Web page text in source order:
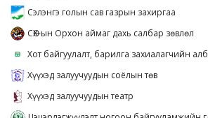
Сэлэнгэ голын сав газрын захиргаа
СӨХ-ын Орхон аймаг дахь салбар зөвлөл
Хот байгуулалт, барилга захиалагчийн
Хүүхэд залуучуудын соёлын төв
Хүүхэд залуучуудын театр